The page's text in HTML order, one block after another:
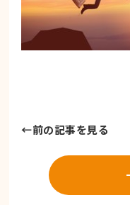
←前の記事を見る